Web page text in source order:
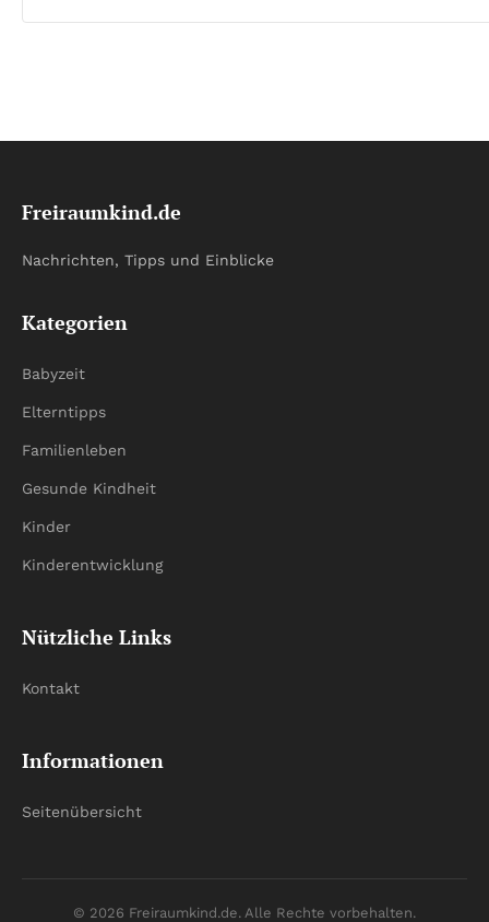
Freiraumkind.de
Nachrichten, Tipps und Einblicke
Kategorien
Babyzeit
Elterntipps
Familienleben
Gesunde Kindheit
Kinder
Kinderentwicklung
Nützliche Links
Kontakt
Informationen
Seitenübersicht
© 2026 Freiraumkind.de. Alle Rechte vorbehalten.